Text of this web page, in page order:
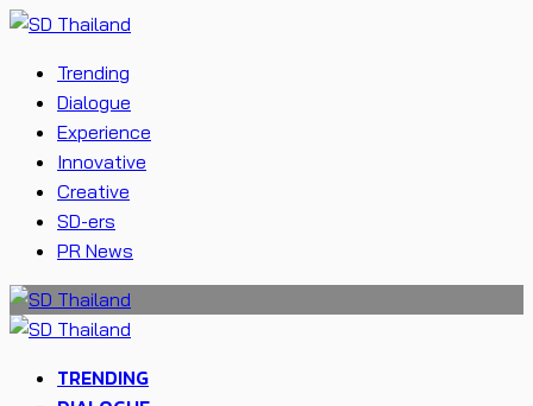
Trending
Dialogue
Experience
Innovative
Creative
SD-ers
PR News
TRENDING